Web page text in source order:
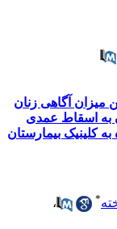
میزان آگاهی زنان
اسقاط عمدی
کلینیک بیمارستان
*
،